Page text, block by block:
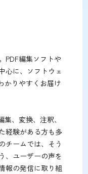
PDF編集ソフトや
心に、ソフトウェ
かりやすくお届け
、変換、注釈、
経験がある方も多
チームでは、そう
、ユーザーの声を
報の発信に取り組